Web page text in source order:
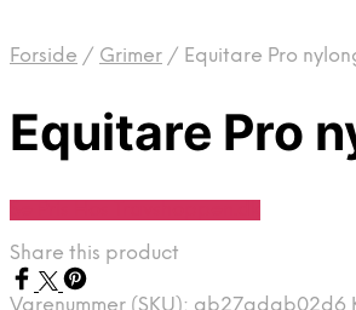
Forside / Grimer / Equitare Pro
Equitare Pro
Share this product
Varenummer (SKU): ab27adab02d6